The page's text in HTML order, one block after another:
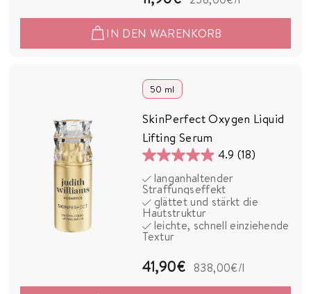
1
,
0
IN DEN WARENKORB
50 ml
SkinPerfect Oxygen Liquid
Lifting Serum
4.9 (18)
4.9
von
5
Sternen.
18
langanhaltender
Straffungseffekt
glättet und stärkt die
Hautstruktur
leichte, schnell einziehende
Textur
41,90€4
1
838,00€/l